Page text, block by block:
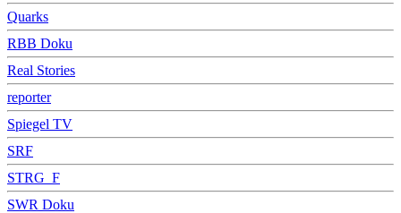
Quarks
RBB Doku
Real Stories
reporter
Spiegel TV
SRF
STRG_F
SWR Doku